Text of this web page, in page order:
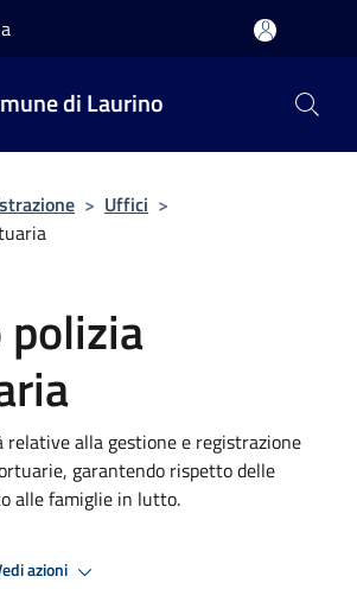
di Laurino
> Uffici >
alla gestione e registrazione
garantendo rispetto delle
alle famiglie in lutto.
azioni